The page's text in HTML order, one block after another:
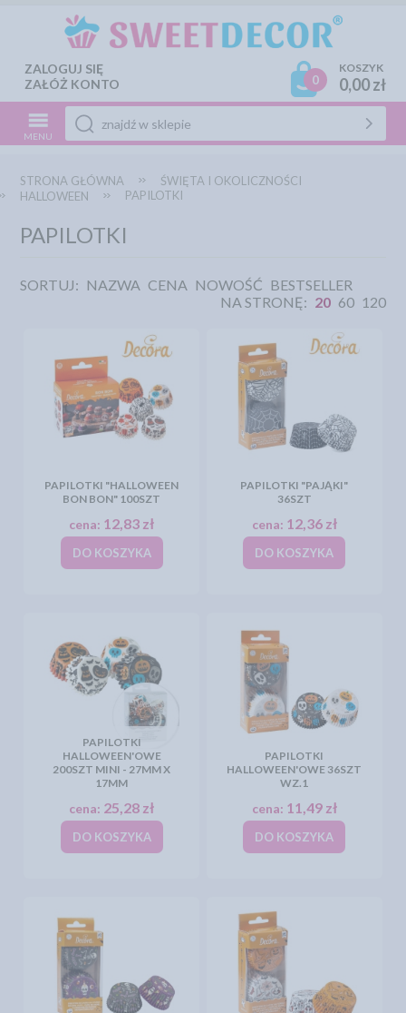
ZALOGUJ SIĘ
ZAŁÓŻ KONTO
0
KOSZYK
0,00 zł
MENU
STRONA GŁÓWNA
ŚWIĘTA I OKOLICZNOŚCI
HALLOWEEN
PAPILOTKI
PAPILOTKI
SORTUJ: NAZWA CENA NOWOŚĆ BESTSELLER
NA STRONĘ: 20 60 120
PAPILOTKI "HALLOWEEN
BON BON" 100SZT
cena: 12,83 zł
DO KOSZYKA
PAPILOTKI "PAJĄKI"
36SZT
cena: 12,36 zł
DO KOSZYKA
PAPILOTKI
HALLOWEEN'OWE
200SZT MINI - 27MM X
17MM
cena: 25,28 zł
DO KOSZYKA
PAPILOTKI
HALLOWEEN'OWE 36SZT
WZ.1
cena: 11,49 zł
DO KOSZYKA